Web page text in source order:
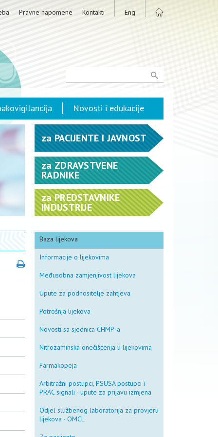
Pravne napomene Kontakti Eng
Novosti i edukacije
za PACIJENTE I JAVNOST
za ZDRAVSTVENE
RADNIKE
zaPREDSTAVNIKE
INDUSTRIJE
Baza lijekova
Informacije o lijekovima
Međusobna zamjenjivost lijekova
Upute za podnositelje zahtjeva
Potrošnja lijekova
Novosti sa sjednica CHMP-a
Nitrozaminska onečišćenja u lijekovima
Farmakopeja
Arbitražni postupci, PSUSA postupci i
PRAC signali - upute za prijavu izmjena
Odjel službenog laboratorija za provjeru
lijekova - OMCL